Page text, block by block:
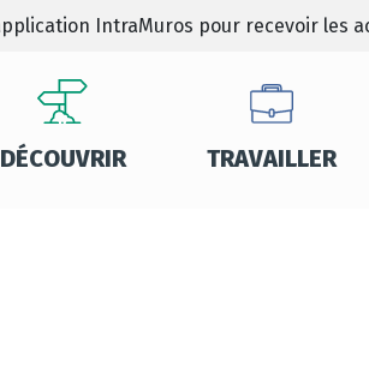
IntraMuros pour recevoir les
DÉCOUVRIR TRAVAILLER